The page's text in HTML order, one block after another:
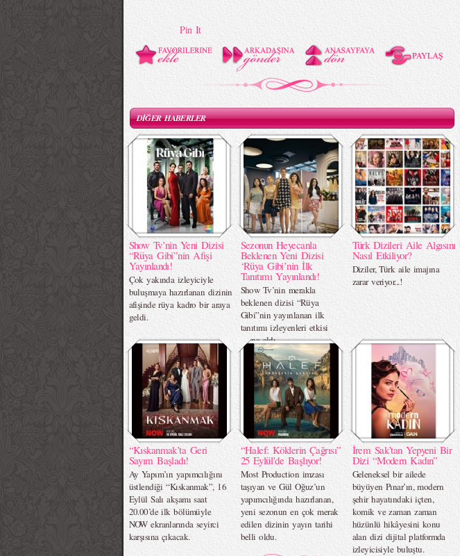
Pin It
DİĞER HABERLER
Show Tv’nin Yeni Dizisi
“Rüya Gibi”nin Afişi
Yayınlandı!
Çok yakında izleyiciyle
buluşmaya hazırlanan dizinin
afişinde rüya kadro bir araya
geldi.
Sezonun Heyecanla
Beklenen Yeni Dizisi
‘Rüya Gibi’nin İlk
Tanıtımı Yayınlandı!
Show Tv’nin merakla
beklenen dizisi “Rüya
Gibi”nin yayınlanan ilk
tanıtımı izleyenleri etkisi
altına aldı.
Türk Dizileri Aile Algısını
Nasıl Etkiliyor?
Diziler, Türk aile imajına
zarar veriyor...!
“Kıskanmak’ta Geri
Sayım Başladı!
Ay Yapım’ın yapımcılığını
üstlendiği “Kıskanmak”, 16
Eylül Salı akşamı saat
20.00’de ilk bölümüyle
NOW ekranlarında seyirci
karşısına çıkacak.
“Halef: Köklerin Çağrısı”
25 Eylül’de Başlıyor!
Most Production imzası
taşıyan ve Gül Oğuz’un
yapımcılığında hazırlanan,
yeni sezonun en çok merak
edilen dizinin yayın tarihi
belli oldu.
İrem Sak’tan Yepyeni Bir
Dizi “Modern Kadın”
Geleneksel bir ailede
büyüyen Pınar’ın, modern
şehir hayatındaki içten,
komik ve zaman zaman
hüzünlü hikâyesini konu
alan dizi dijital platformda
izleyicisiyle buluştu.